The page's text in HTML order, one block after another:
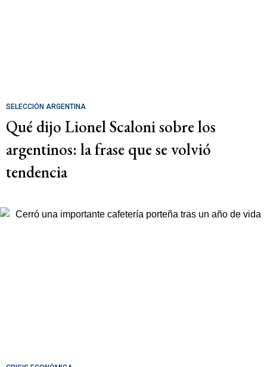
SELECCIÓN ARGENTINA
Qué dijo Lionel Scaloni sobre los
argentinos: la frase que se volvió
tendencia